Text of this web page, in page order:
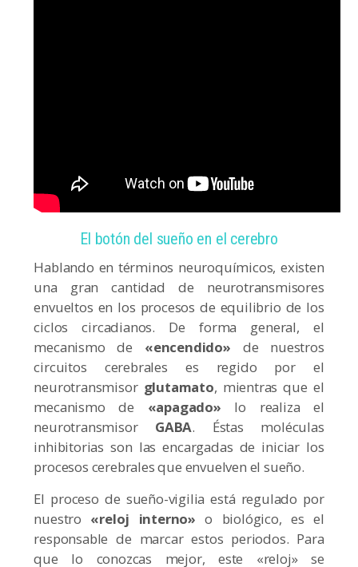
El botón del sueño en el cerebro
Hablando en términos neuroquímicos, existen
una gran cantidad de neurotransmisores
envueltos en los procesos de equilibrio de los
ciclos circadianos. De forma general, el
mecanismo de «encendido» de nuestros
circuitos cerebrales es regido por el
neurotransmisor glutamato, mientras que el
mecanismo de «apagado» lo realiza el
neurotransmisor GABA. Éstas moléculas
inhibitorias son las encargadas de iniciar los
procesos cerebrales que envuelven el sueño.
El proceso de sueño-vigilia está regulado por
nuestro «reloj interno» o biológico, es el
responsable de marcar estos periodos. Para
que lo conozcas mejor, este «reloj» se